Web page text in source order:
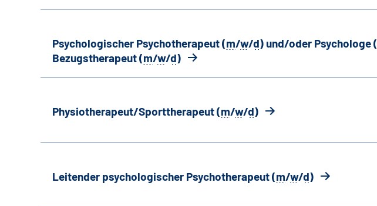
Psychologischer Psychotherapeut (m/w/d) und/oder Psychologe (
Bezugstherapeut (m/w/d)
Physiotherapeut/Sporttherapeut (m/w/d)
Leitender psychologischer Psychotherapeut (m/w/d)